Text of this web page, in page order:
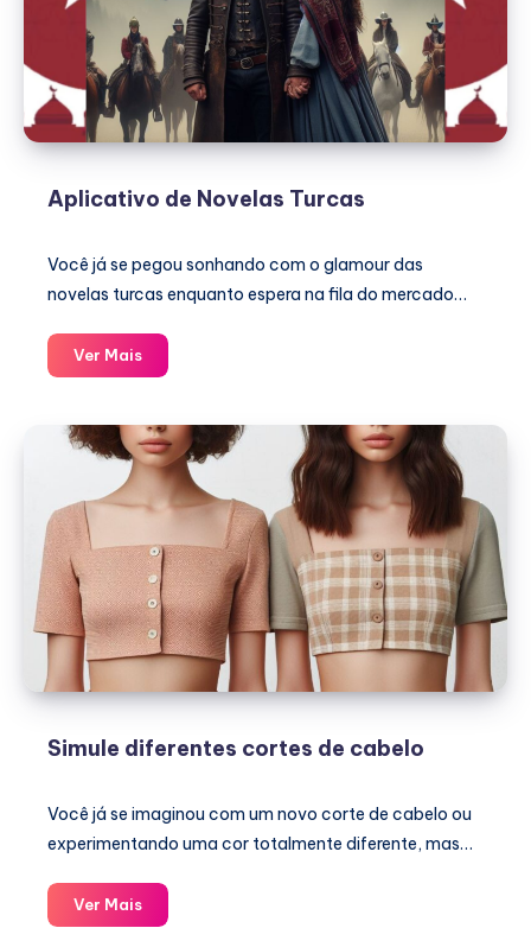
Aplicativo de Novelas Turcas
Você já se pegou sonhando com o glamour das
novelas turcas enquanto espera na fila do mercado…
Ver MaisAplicativo
de
Turcas
Simule diferentes cortes de cabelo
Você já se imaginou com um novo corte de cabelo ou
experimentando uma cor totalmente diferente, mas…
Ver MaisSimule